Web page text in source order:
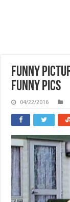
Funny
Funny Pics
04/22/2016